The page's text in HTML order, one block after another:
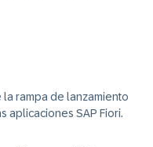
rampa de lanzamiento
aplicaciones SAP Fiori.